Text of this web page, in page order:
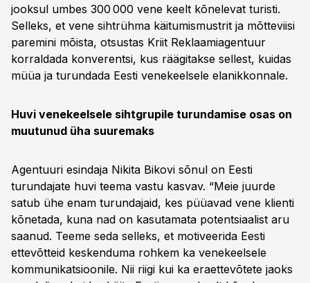
jooksul umbes 300 000 vene keelt kõnelevat turisti.
Selleks, et vene sihtrühma käitumismustrit ja mõtteviisi
paremini mõista, otsustas Kriit Reklaamiagentuur
korraldada konverentsi, kus räägitakse sellest, kuidas
müüa ja turundada Eesti venekeelsele elanikkonnale.
Huvi venekeelsele sihtgrupile turundamise osas on
muutunud üha suuremaks
Agentuuri esindaja Nikita Bikovi sõnul on Eesti
turundajate huvi teema vastu kasvav. “Meie juurde
satub ühe enam turundajaid, kes püüavad vene klienti
kõnetada, kuna nad on kasutamata potentsiaalist aru
saanud. Teeme seda selleks, et motiveerida Eesti
ettevõtteid keskenduma rohkem ka venekeelsele
kommunikatsioonile. Nii riigi kui ka eraettevõtete jaoks